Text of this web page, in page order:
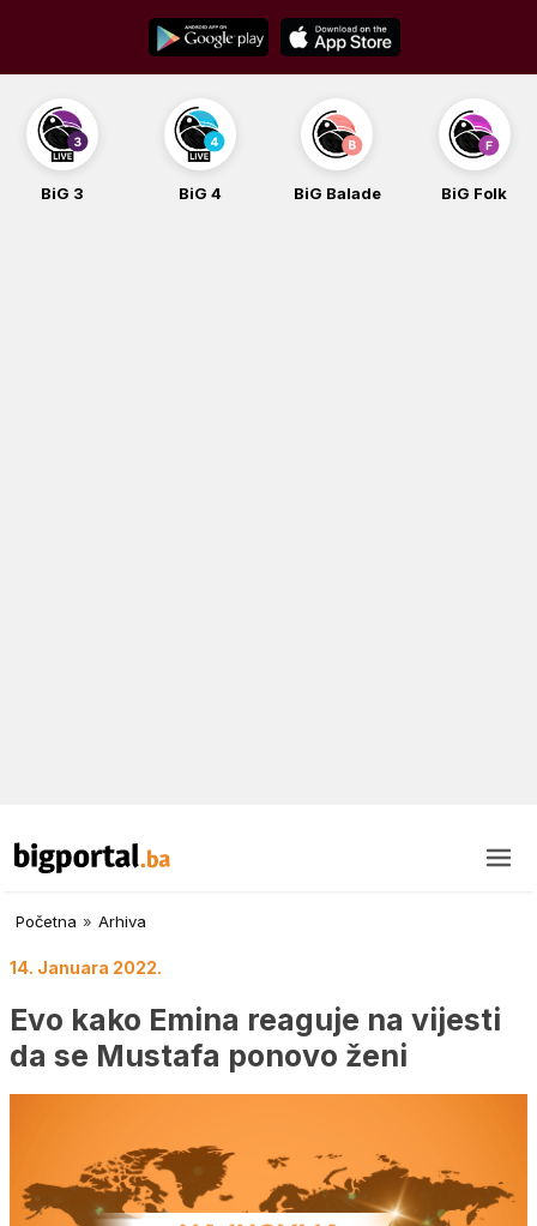
content
BiG 3 BiG 4 BiG Balade BiG Folk
Početna » Arhiva
14. Januara 2022.
Evo kako Emina reaguje na vijesti
da se Mustafa ponovo ženi